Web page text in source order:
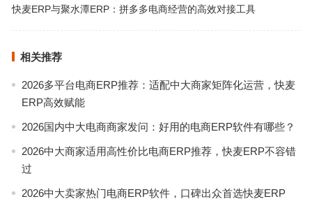
快麦ERP与聚水潭ERP：拼多多电商经营的高效对接工具
相关推荐
2026多平台电商ERP推荐：适配中大商家矩阵化运营，快麦
ERP高效赋能
2026国内中大电商商家发问：好用的电商ERP软件有哪些？
2026中大商家适用高性价比电商ERP推荐，快麦ERP不容错
过
2026中大卖家热门电商ERP软件，口碑出众首选快麦ERP